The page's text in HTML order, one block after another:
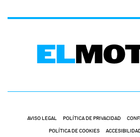
AVISO LEGAL POLÍTICA DE PRIVACIDAD
POLÍTICA DE COOKIES